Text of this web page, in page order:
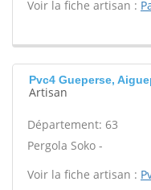
Voir la fiche artisan :
Pvc4 Gueperse,
Artisan
Département: 63
Pergola Soko -
Voir la fiche artisan :